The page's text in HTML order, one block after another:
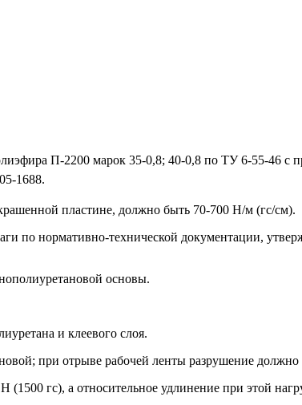
П-2200 марок 35-0,8; 40-0,8 по ТУ 6-55-46 с
1688.
пластине, должно быть 70-700 Н/м (гс/см).
по нормативно-технической документации,
основы.
и клеевого слоя.
при отрыве рабочей ленты разрушение
гс), а относительное удлинение при этой